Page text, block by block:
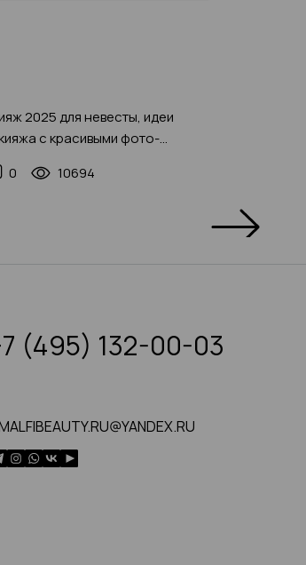
2025 для невесты, идеи
с красивыми фото-
0 10694
(495) 132-00-03